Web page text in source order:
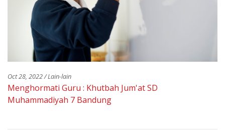
Oct 28, 2022 / Lain-lain
Menghormati Guru : Khutbah Jum'at SD
Muhammadiyah 7 Bandung